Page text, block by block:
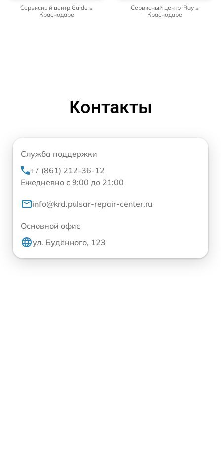
Сервисный центр Guide в
Краснодаре
Сервисный центр iRay в
Краснодаре
Контакты
Служба поддержки
+7 (861) 212-36-12
Ежедневно с 9:00 до 21:00
info@krd.pulsar-repair-center.ru
Основной офис
ул. Будённого, 123